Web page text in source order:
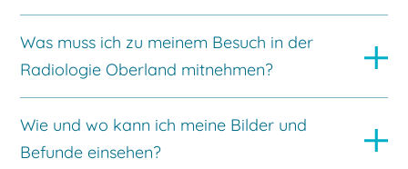
Was muss ich zu meinem Besuch in der
Radiologie Oberland mitnehmen?
Wie und wo kann ich meine Bilder und
Befunde einsehen?